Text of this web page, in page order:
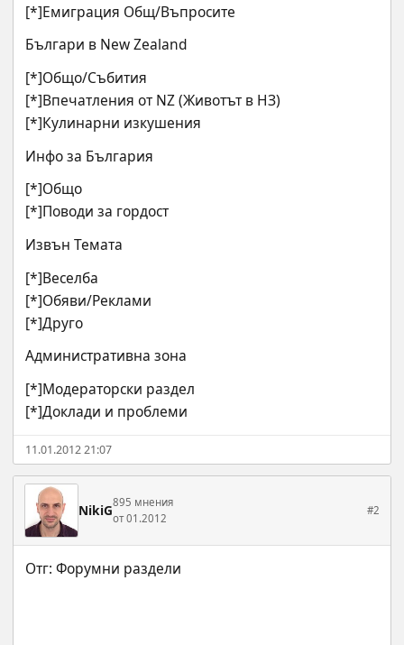
[*]Емиграция Общ/Въпросите
Българи в New Zealand
[*]Общо/Събития
[*]Впечатления от NZ (Животът в НЗ)
[*]Кулинарни изкушения
Инфо за България
[*]Общо
[*]Поводи за гордост
Извън Темата
[*]Веселба
[*]Обяви/Реклами
[*]Друго
Административна зона
[*]Модераторски раздел
[*]Доклади и проблеми
11.01.2012 21:07
NikiG895 мнения
от 01.2012
#2